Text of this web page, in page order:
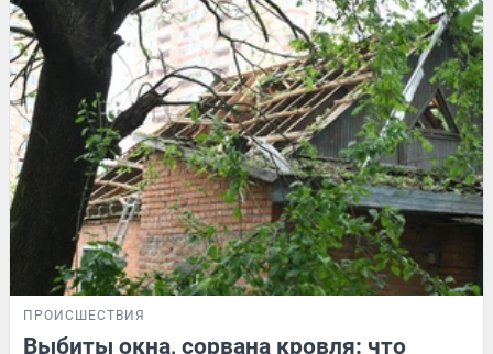
ПРОИСШЕСТВИЯ
Выбиты окна, сорвана кровля: что